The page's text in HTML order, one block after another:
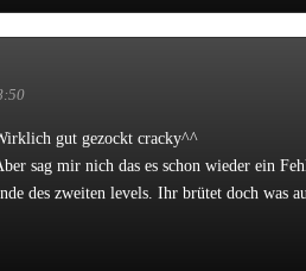
gut gezockt cracky^^
sag mir nich das es schon wieder ein
des zweiten levels. Ihr brütet doch was